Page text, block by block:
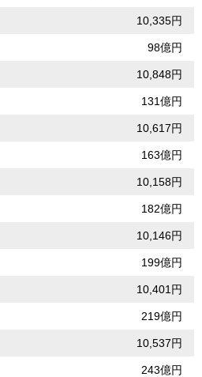
10,335円
98億円
10,848円
131億円
10,617円
163億円
10,158円
182億円
10,146円
199億円
10,401円
219億円
10,537円
243億円